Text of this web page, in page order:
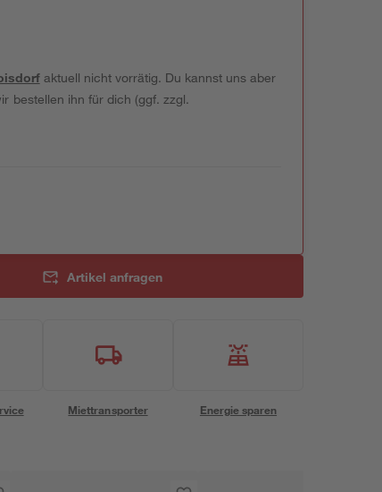
aktuell nicht vorrätig. Du kannst uns aber
bestellen ihn für dich (ggf. zzgl.
Artikel anfragen
Miettransporter Energie sparen